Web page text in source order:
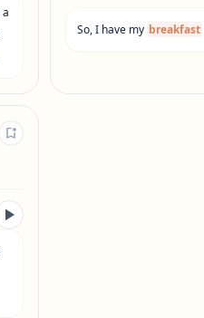
a
So,I have my breakfast